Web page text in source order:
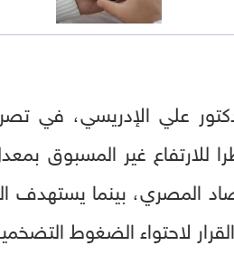
علي الإدريسي، في
المصري، بينما